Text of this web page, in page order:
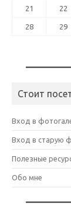
21 22
28 29
Стоит
Вход в
Вход в старую
Полезные
Обо мне